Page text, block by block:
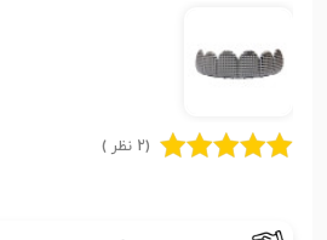
(2 نظر )